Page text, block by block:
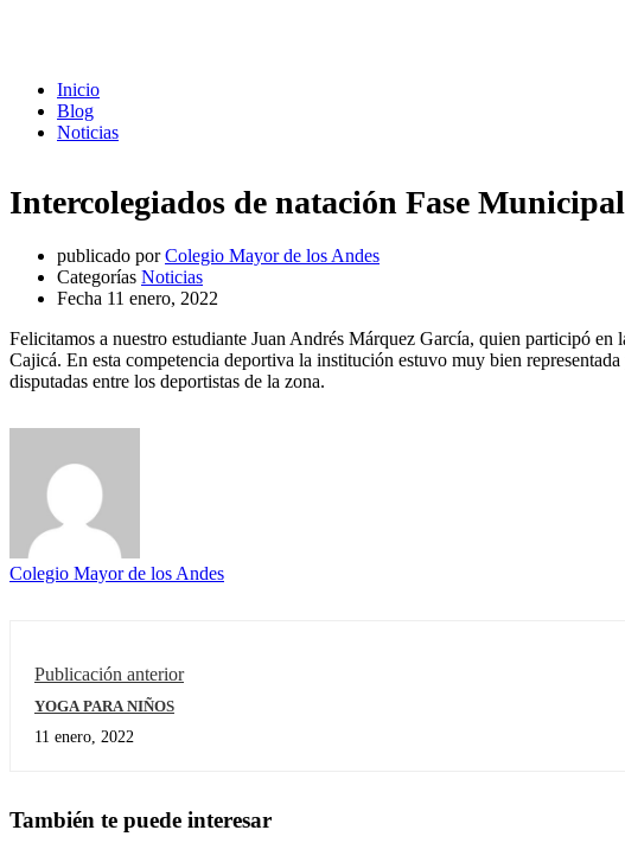
Inicio
Blog
Noticias
Intercolegiados de natación Fase
publicado por Colegio Mayor de los Andes
Categorías Noticias
Fecha 11 enero, 2022
Felicitamos a nuestro estudiante Juan Andrés Márquez García, quien participó
Cajicá. En esta competencia deportiva la institución estuvo muy bien
disputadas entre los deportistas de la zona.
Colegio Mayor de los Andes
Publicación anterior
YOGA PARA NIÑOS
11 enero, 2022
También te puede interesar